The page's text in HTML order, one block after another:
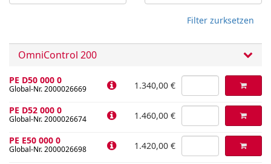
Filter zurksetzen
OmniControl 200
PE D50 000 0
Global-Nr. 2000026669 1.340,00 €
PE D52 000 0
Global-Nr. 2000026674 1.460,00 €
PE E50 000 0
Global-Nr. 2000026698 1.420,00 €